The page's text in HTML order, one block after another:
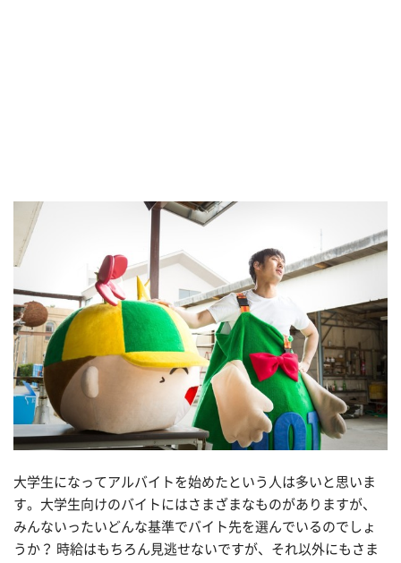
大学生になってアルバイトを始めたという人は多いと思いま
す。大学生向けのバイトにはさまざまなものがありますが、
みんないったいどんな基準でバイト先を選んでいるのでしょ
うか？ 時給はもちろん見逃せないですが、それ以外にもさま